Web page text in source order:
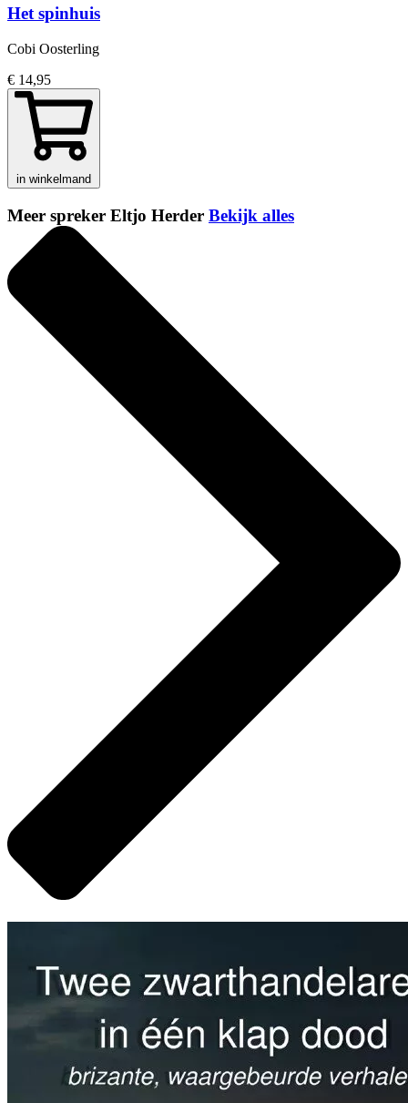
Het spinhuis
Cobi Oosterling
€ 14,95
in winkelmand
Meer spreker Eltjo Herder Bekijk alles